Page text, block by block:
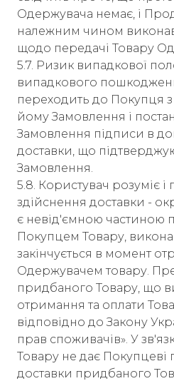
Одержувача немає, і
належним чином
щодо передачі Товару
5.7. Ризик випадкової
випадкового
переходить до Покупця
йому Замовлення і
Замовлення підписи в
доставки, що
Замовлення.
5.8. Користувач розуміє
здійснення доставки -
є невід'ємною частиною
Покупцем Товару,
закінчується в момент
Одержувачем товару.
придбаного Товару, що
отримання та оплати
відповідно до Закону
прав споживачів». У
Товару не дає Покупцеві
доставки придбаного